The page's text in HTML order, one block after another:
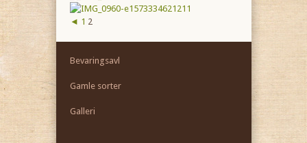
◄ 1 2
Bevaringsavl
Gamle sorter
Galleri